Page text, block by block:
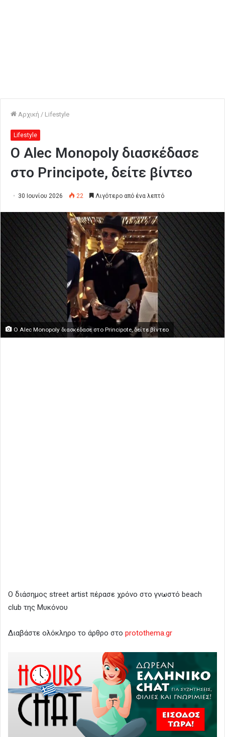
Αρχική / Lifestyle
Lifestyle
Ο Alec Monopoly διασκέδασε
στο Principote, δείτε βίντεο
30 Ιουνίου 2026 22 Λιγότερο από ένα λεπτό
Ο Alec Monopoly διασκέδασε στο Principote, δείτε βίντεο
Ο διάσημος street artist πέρασε χρόνο στο γνωστό beach
club της Μυκόνου
Διαβάστε ολόκληρο το άρθρο στο protothema.gr